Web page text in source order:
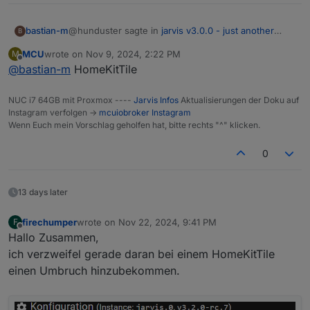
etwas zu verschieben?
B bastian-m@hunduster sagte in jarvis v3.0.0 - just another
M
Offline
MCUwrote on Nov 9, 2024, 2:22 PM
last edited by
@bastian-m HomeKitTile
NUC i7 64GB mit Proxmox ---- Jarvis Infos Aktualisierungen der Doku auf
Instagram verfolgen -> mcuiobroker Instagram
Wenn Euch mein Vorschlag geholfen hat, bitte rechts "^" klicken.
0
13 days later
F
Offline
firechumperwrote on Nov 22, 2024, 9:41 PM
last edited by
Hallo Zusammen,
ich verzweifel gerade daran bei einem HomeKitTile
einen Umbruch hinzubekommen.